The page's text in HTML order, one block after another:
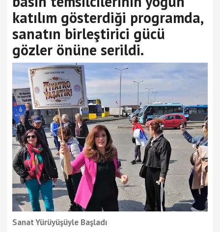
katılım gösterdiği programda,
sanatın birleştirici gücü
gözler önüne serildi.
Sanat Yürüyüşüyle Başladı